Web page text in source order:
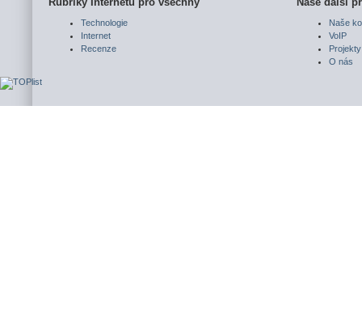
Technologie
Internet
Recenze
Naše
VoIP
Projekty
O nás